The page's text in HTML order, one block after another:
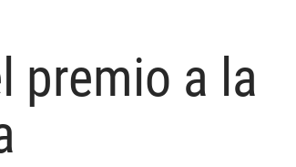
premio a la